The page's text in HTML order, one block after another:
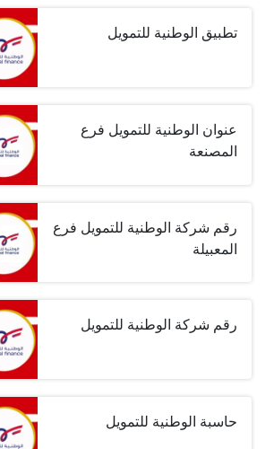
تطبيق الوطنية للتمويل
عنوان الوطنية للتمويل فرع
المصنعة
رقم شركة الوطنية للتمويل فرع
المعبيلة
رقم شركة الوطنية للتمويل
حاسبة الوطنية للتمويل